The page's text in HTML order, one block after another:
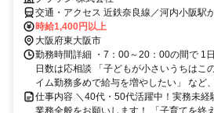
交通・アクセス 近鉄奈良線／河内小阪駅
／河内花園駅から徒歩14分
時給1,400円以上
大阪府東大阪市
勤務時間詳細 ・7：00～20：00の間で 1
日数は応相談 「子どもが小さいうちはこ
イム勤務多めで給与を増やしたい」 など
仕事内容 ＼40代・50代活躍中！実務未経
業務全般をお願いします！ 「子育てを終